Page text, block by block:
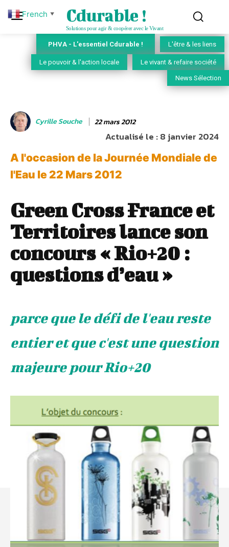
Cdurable !
Solutions pour agir & coopérer avec le Vivant
PHVA - L'essentiel Cdurable ! L'être & les liens
Le pouvoir & l'action locale Le vivant & refaire société
News Sélection
Cyrille Souche 22 mars 2012
Actualisé le :8 janvier 2024
A l'occasion de la Journée Mondiale de
l'Eau le 22 Mars 2012
Green Cross France et
Territoires lance son
concours « Rio+20 :
questions d’eau »
parce que le défi de l'eau reste
entier et que c'est une question
majeure pour Rio+20
French ▼